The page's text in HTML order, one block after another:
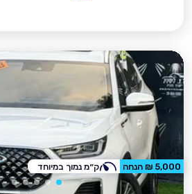
5,000 ₪ הנחה ק״מ נמוך במיוחד